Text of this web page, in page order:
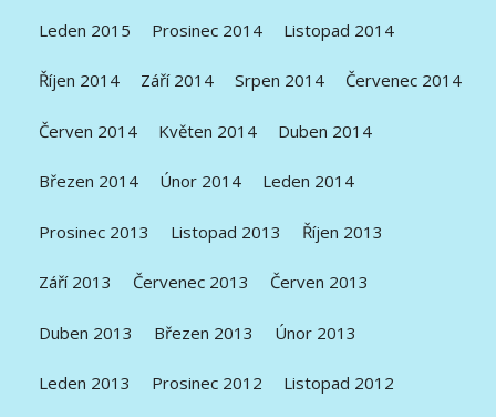
Leden 2015 Prosinec 2014 Listopad 2014
Říjen 2014 Září 2014 Srpen 2014 Červenec 2014
Červen 2014 Květen 2014 Duben 2014
Březen 2014 Únor 2014 Leden 2014
Prosinec 2013 Listopad 2013 Říjen 2013
Září 2013 Červenec 2013 Červen 2013
Duben 2013 Březen 2013 Únor 2013
Leden 2013 Prosinec 2012 Listopad 2012